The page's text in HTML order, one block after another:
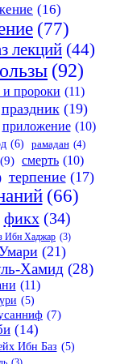
(16)
(77)
лекций (44)
(92)
пророки (11)
праздник (19)
приложение (10)
(6) рамадан (4)
(9) смерть (10)
терпение (17)
(66)
фикх (34)
Ибн Хаджар (3)
(21)
Хамид (28)
(11)
(5)
(7)
(14)
Ибн Баз (5)